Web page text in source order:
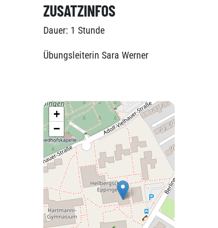
ZUSATZINFOS
Dauer: 1 Stunde
Übungsleiterin Sara Werner
+
−